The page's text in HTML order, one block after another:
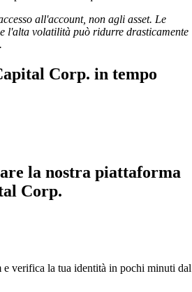
all'account, non agli asset. Le
l'alta volatilità può ridurre drasticamente
Corp. in tempo
la nostra piattaforma
Corp.
verifica la tua identità in pochi minuti dal